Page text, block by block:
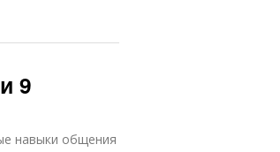
9
навыки общения